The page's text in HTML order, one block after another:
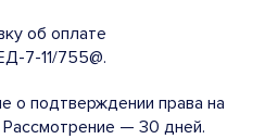
об оплате
7-11/755@.
о подтверждении права на
— 30 дней.